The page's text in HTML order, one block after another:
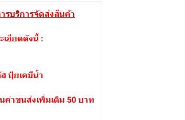
รบริการจัดส่งสินค้า
เอียดดังนี้ :
ปุ๋ยเคมีน้ำ
ค่าขนส่งเพิ่มเติม 50 บาท